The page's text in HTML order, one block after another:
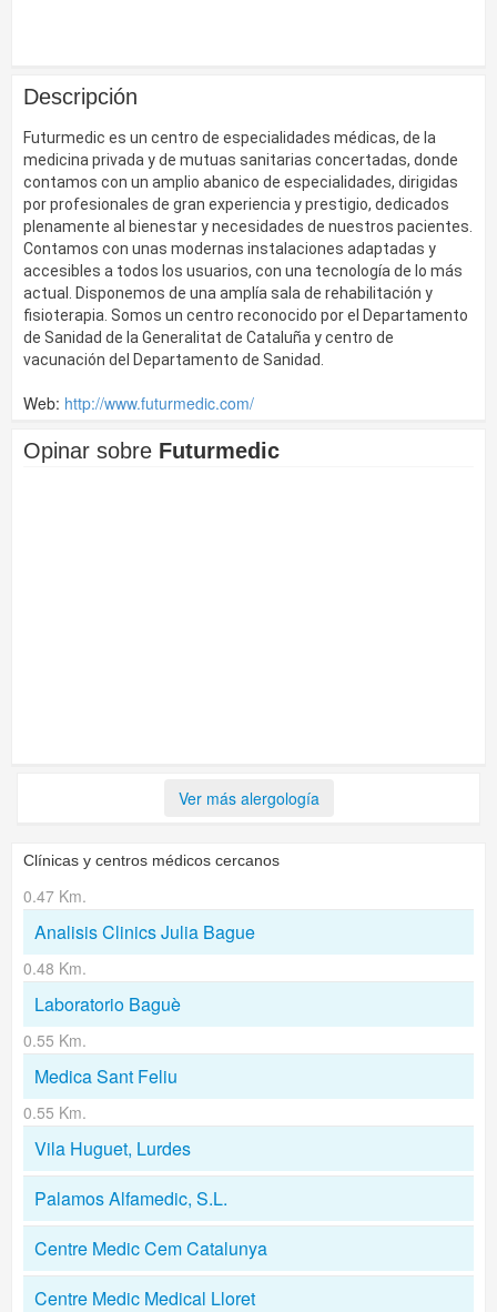
Descripción
Futurmedic es un centro de especialidades médicas, de la
medicina privada y de mutuas sanitarias concertadas, donde
contamos con un amplio abanico de especialidades, dirigidas
por profesionales de gran experiencia y prestigio, dedicados
plenamente al bienestar y necesidades de nuestros pacientes.
Contamos con unas modernas instalaciones adaptadas y
accesibles a todos los usuarios, con una tecnología de lo más
actual. Disponemos de una amplía sala de rehabilitación y
fisioterapia. Somos un centro reconocido por el Departamento
de Sanidad de la Generalitat de Cataluña y centro de
vacunación del Departamento de Sanidad.
Web: http://www.futurmedic.com/
Opinar sobre Futurmedic
Ver más alergología
Clínicas y centros médicos cercanos
0.47 Km.
Analisis Clinics Julia Bague
0.48 Km.
Laboratorio Baguè
0.55 Km.
Medica Sant Feliu
0.55 Km.
Vila Huguet, Lurdes
Palamos Alfamedic, S.L.
Centre Medic Cem Catalunya
Centre Medic Medical Lloret